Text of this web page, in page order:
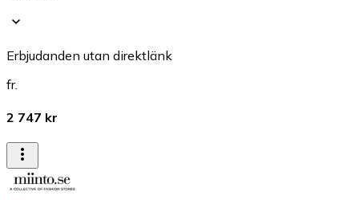
Erbjudanden utan direktlänk
fr.
2 747 kr